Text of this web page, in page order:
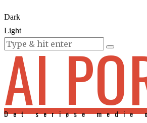
Dark
Light
KURSER
AI
Det seriøse medie